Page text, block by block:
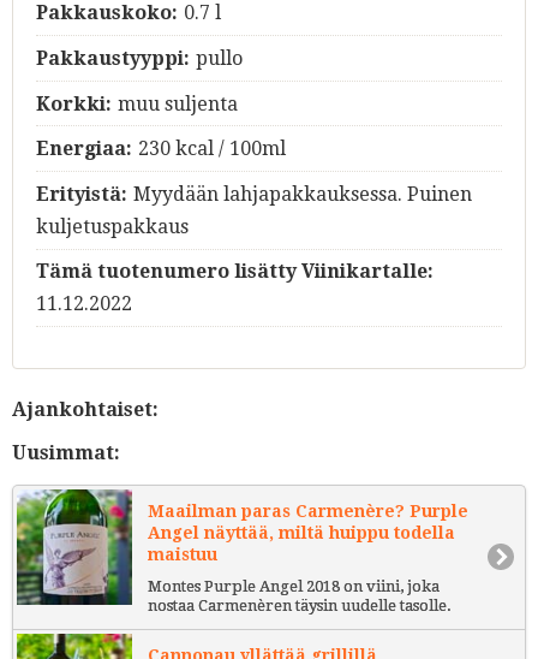
Pakkauskoko: 0.7 l
Pakkaustyyppi: pullo
Korkki: muu suljenta
Energiaa: 230 kcal / 100ml
Erityistä: Myydään lahjapakkauksessa. Puinen
kuljetuspakkaus
Tämä tuotenumero lisätty Viinikartalle:
11.12.2022
Ajankohtaiset:
Uusimmat:
Maailman paras Carmenère? Purple
Angel näyttää, miltä huippu todella
maistuu
Montes Purple Angel 2018 on viini, joka
nostaa Carmenèren täysin uudelle tasolle.